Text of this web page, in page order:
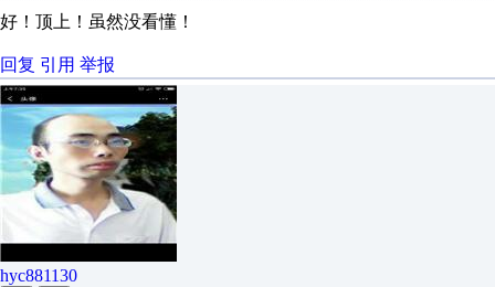
好！顶上！虽然没看懂！
回复 引用 举报
hyc881130